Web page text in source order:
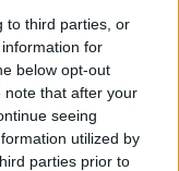
to third parties, or
for
below opt-out
note that after your
seeing
utilized by
parties prior to